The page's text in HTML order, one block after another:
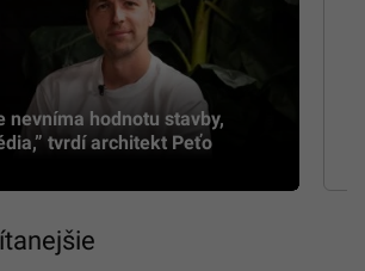
nevníma hodnotu stavby,
tvrdí architekt Peťo